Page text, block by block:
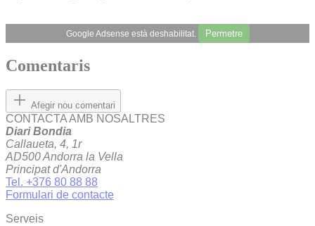
Google Adsense està deshabilitat. Permetre
Comentaris
Afegir nou comentari
CONTACTA AMB NOSALTRES
Diari Bondia
Callaueta, 4, 1r
AD500 Andorra la Vella
Principat d'Andorra
Tel. +376 80 88 88
Formulari de contacte
Serveis